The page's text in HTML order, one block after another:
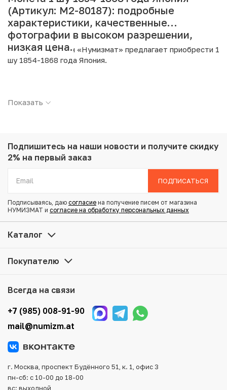
(Артикул: M2-80187): подробные
характеристики, качественные
фотографии в высоком разрешении,
низкая цена.
Интернет магазин «Нумизмат» предлагает приобрести 1
шу 1854-1868 года Япония.
Страна: Япония
Проба: 880
Вес: 1.85 г
Состояние: XF
Эпоха Ансэй
Купить 1 шу 1854-1868 года Япония по привлекательной
цене можно в нашем интернет-магазине — Вам
нашем складе.
того, возможен самовывоз товара из офиса магазина.
Для вашего удобства представлены несколько способов
оплаты и доставки заказа. Все отправления надежно и
тщательно упаковываются, что исключает возможность
Показать
Подпишитесь на наши новости и получите скидку
2% на первый заказ
ПОДПИСАТЬСЯ
Подписываясь, даю согласие на получение писем от магазина
НУМИЗМАТ и согласие на обработку персональных данных
Каталог
Покупателю
Всегда на связи
+7 (985) 008-91-90
mail@numizm.at
г. Москва, проспект Будённого 51, к. 1, офис 3
пн-сб: с 10-00 до 18-00
вс: выходной